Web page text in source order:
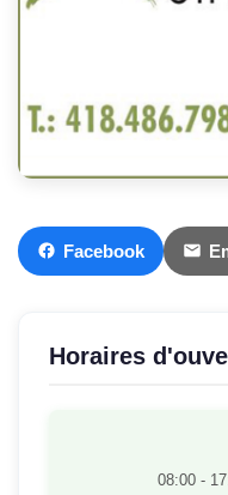
Facebook
Horaires
08:00 -